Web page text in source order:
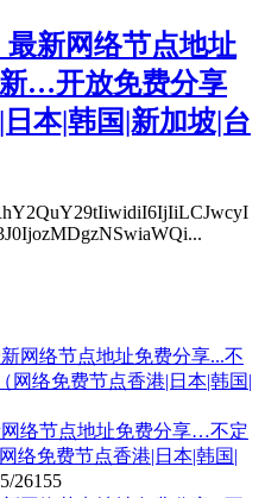
最新网络节点地址
…开放免费分享
本|韩国|新加坡|台
网络节点地址免费分享…不定
络免费节点香港|日本|韩国|
26155